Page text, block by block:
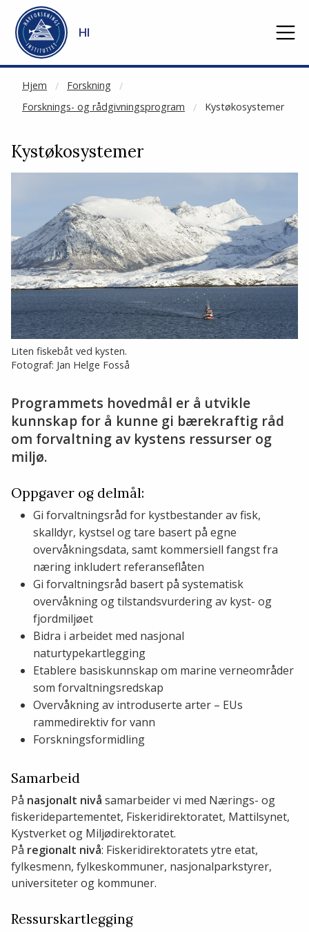
Gå til hovedinnhold
HI
Hjem
Forskning
Forsknings- og rådgivningsprogram
Kystøkosystemer
NOT CACHED
Kystøkosystemer
Liten fiskebåt ved kysten.
Fotograf: Jan Helge Fosså
Programmets hovedmål er å utvikle
kunnskap for å kunne gi bærekraftig råd
om forvaltning av kystens ressurser og
miljø.
Oppgaver og delmål:
Gi forvaltningsråd for kystbestander av fisk,
skalldyr, kystsel og tare basert på egne
overvåkningsdata, samt kommersiell fangst fra
næring inkludert referanseflåten
Gi forvaltningsråd basert på systematisk
overvåkning og tilstandsvurdering av kyst- og
fjordmiljøet
Bidra i arbeidet med nasjonal
naturtypekartlegging
Etablere basiskunnskap om marine verneområder
som forvaltningsredskap
Overvåkning av introduserte arter – EUs
rammedirektiv for vann
Forskningsformidling
Samarbeid
På nasjonalt nivå samarbeider vi med Nærings- og
fiskeridepartementet, Fiskeridirektoratet, Mattilsynet,
Kystverket og Miljødirektoratet.
På regionalt nivå: Fiskeridirektoratets ytre etat,
fylkesmenn, fylkeskommuner, nasjonalparkstyrer,
universiteter og kommuner.
Ressurskartlegging